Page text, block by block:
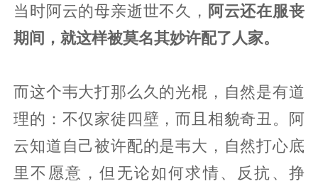
当时阿云的母亲逝世不久， 阿云还在服丧
期间，就这样被莫名其妙许配了人家。
而这个韦大打那么久的光棍，自然是有道
理的：不仅家徒四壁，而且相貌奇丑。阿
云知道自己被许配的是韦大，自然打心底
里不愿意，但无论如何求情、反抗、挣